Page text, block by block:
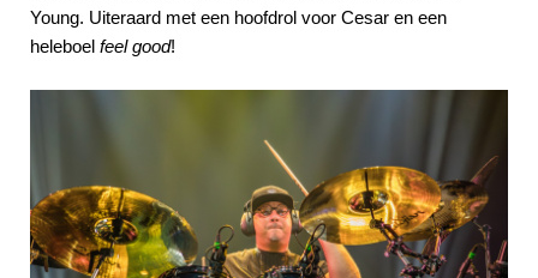
Young. Uiteraard met een hoofdrol voor Cesar en een
heleboel feel good!